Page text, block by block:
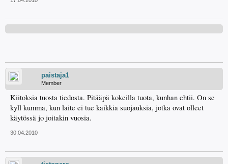
paistaja1
Member
Kiitoksia tuosta tiedosta. Pitääpä kokeilla tuota, kunhan ehtii. On se
kyll kumma, kun laite ei tue kaikkia suojauksia, jotka ovat olleet
käytössä jo joitakin vuosia.
30.04.2010